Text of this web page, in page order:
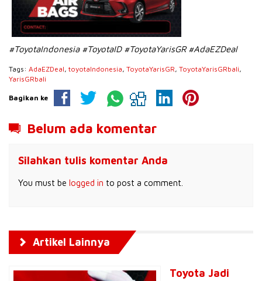
#ToyotaIndonesia #ToyotaID #ToyotaYarisGR #AdaEZDeal
Tags: AdaEZDeal, toyotaIndonesia, ToyotaYarisGR, ToyotaYarisGRbali,
YarisGRbali
Bagikan ke
Belum ada komentar
Silahkan tulis komentar Anda
You must be logged in to post a comment.
Artikel Lainnya
Toyota Jadi